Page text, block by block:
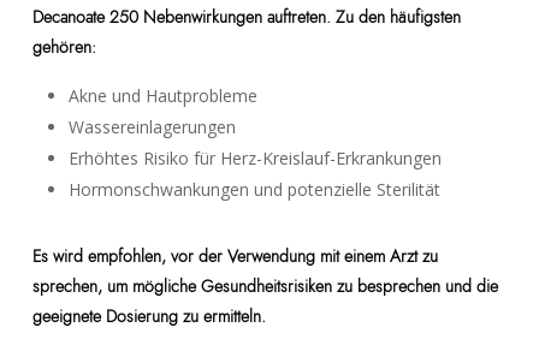
Decanoate 250 Nebenwirkungen auftreten. Zu den häufigsten
gehören:
Akne und Hautprobleme
Wassereinlagerungen
Erhöhtes Risiko für Herz-Kreislauf-Erkrankungen
Hormonschwankungen und potenzielle Sterilität
Es wird empfohlen, vor der Verwendung mit einem Arzt zu
sprechen, um mögliche Gesundheitsrisiken zu besprechen und die
geeignete Dosierung zu ermitteln.